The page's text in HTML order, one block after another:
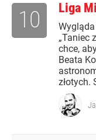
Liga
„Taniec
chce,
Beata
złotych.
10